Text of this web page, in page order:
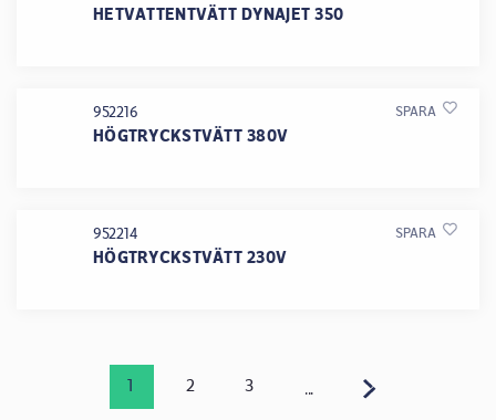
HETVATTENTVÄTT DYNAJET 350
952216
HÖGTRYCKSTVÄTT 380V
SPARA
952214
HÖGTRYCKSTVÄTT 230V
SPARA
1 2 3 ...